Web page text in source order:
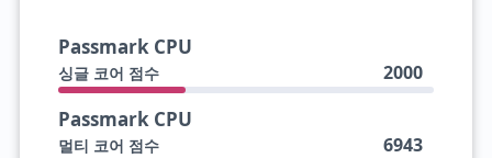
Passmark CPU
싱글 코어 점수 2000
Passmark CPU
멀티 코어 점수 6943